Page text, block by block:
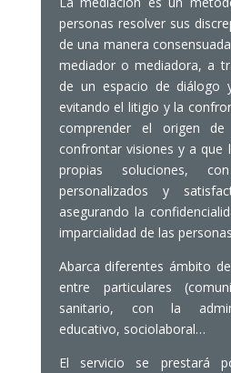
personas resolver sus
de una manera
mediador o mediadora, a
de un espacio de diálogo
evitando el litigio y la
comprender el origen
confrontar visiones y a que
propias soluciones,
personalizados y
asegurando la
imparcialidad de las
Abarca diferentes ámbito
entre particulares
sanitario, con la
educativo, sociolaboral…
El servicio se prestará